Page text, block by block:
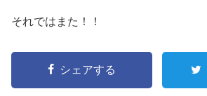
それではまた！！
シェアする